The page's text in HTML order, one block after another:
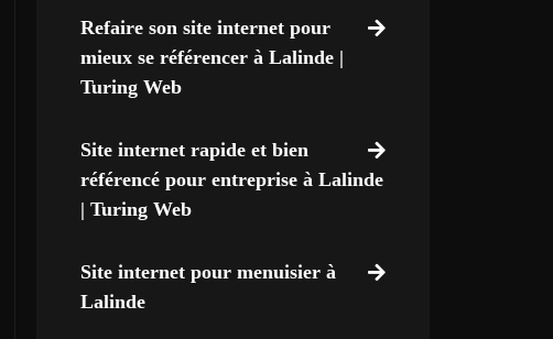
Refaire son site internet pour
mieux se référencer à Lalinde |
Turing Web
Site internet rapide et bien
référencé pour entreprise à Lalinde
| Turing Web
Site internet pour menuisier à
Lalinde